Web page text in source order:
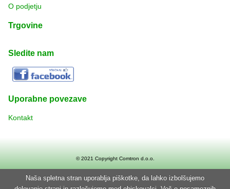
O podjetju
Trgovine
Sledite nam
Uporabne povezave
Kontakt
© 2021 Copyright Comtron d.o.o.
Naša spletna stran uporablja piškotke, da lahko izbolšujemo